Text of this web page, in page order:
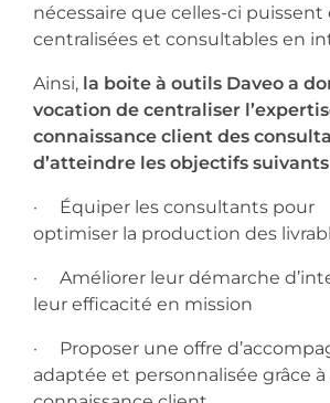
nécessaire que celles-ci puissent
centralisées et consultables en
Ainsi, la boite à outils Daveo a
vocation de centraliser
connaissance client des
d’atteindre les objectifs suivants
· Équiper les consultants pour
optimiser la production des
· Améliorer leur démarche
leur efficacité en mission
· Proposer une offre
adaptée et personnalisée grâce